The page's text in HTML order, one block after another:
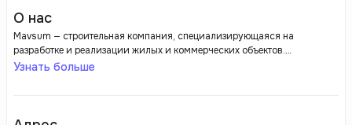
О нас
Mavsum — строительная компания, специализирующаяся на
разработке и реализации жилых и коммерческих объектов.
Застройщик известен своим вниманием к качеству строительства,
планировками и развитой инфраструктурой, что делает жилье
Узнать больше